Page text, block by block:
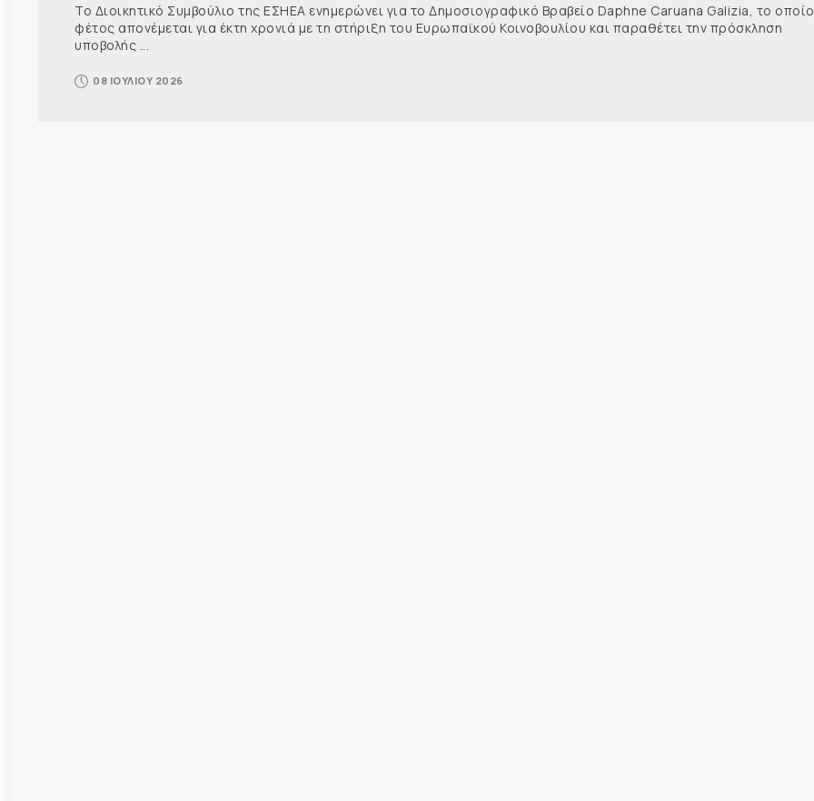
Το Διοικητικό Συμβούλιο της ΕΣΗΕΑ ενημερώνει για το Δημοσιογραφικό Βραβείο Daphne Caruana Galizia, το οποίο
φέτος απονέμεται για έκτη χρονιά με τη στήριξη του Ευρωπαϊκού Κοινοβουλίου και παραθέτει την πρόσκληση
υποβολής ...
08 ΙΟΥΛΙΟΥ 2026